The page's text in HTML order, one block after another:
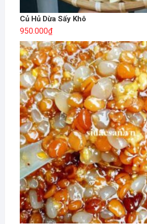
Củ Hủ Dừa Sấy Khô
950.000₫